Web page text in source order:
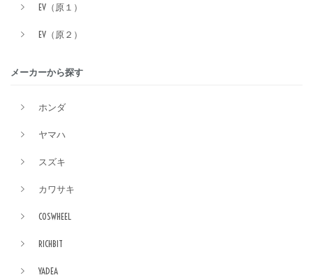
EV（原１）
EV（原２）
メーカーから探す
ホンダ
ヤマハ
スズキ
カワサキ
COSWHEEL
RICHBIT
YADEA